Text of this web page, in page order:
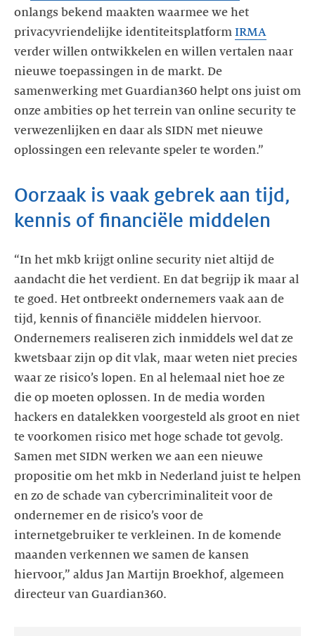
onlangs bekend maakten waarmee we het
privacyvriendelijke identiteitsplatform IRMA
verder willen ontwikkelen en willen vertalen naar
nieuwe toepassingen in de markt. De
samenwerking met Guardian360 helpt ons juist om
onze ambities op het terrein van online security te
verwezenlijken en daar als SIDN met nieuwe
oplossingen een relevante speler te worden.”
Oorzaak is vaak gebrek aan tijd,
kennis of financiële middelen
“In het mkb krijgt online security niet altijd de
aandacht die het verdient. En dat begrijp ik maar al
te goed. Het ontbreekt ondernemers vaak aan de
tijd, kennis of financiële middelen hiervoor.
Ondernemers realiseren zich inmiddels wel dat ze
kwetsbaar zijn op dit vlak, maar weten niet precies
waar ze risico’s lopen. En al helemaal niet hoe ze
die op moeten oplossen. In de media worden
hackers en datalekken voorgesteld als groot en niet
te voorkomen risico met hoge schade tot gevolg.
Samen met SIDN werken we aan een nieuwe
propositie om het mkb in Nederland juist te helpen
en zo de schade van cybercriminaliteit voor de
ondernemer en de risico’s voor de
internetgebruiker te verkleinen. In de komende
maanden verkennen we samen de kansen
hiervoor,” aldus Jan Martijn Broekhof, algemeen
directeur van Guardian360.